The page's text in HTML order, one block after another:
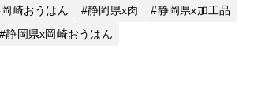
岡崎おうはん 静岡県x肉
静岡県x加工品
静岡県x岡崎おうはん